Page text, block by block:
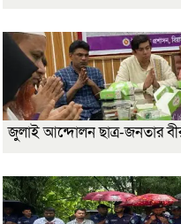
জুলাই আন্দোলন ছাত্র-জনতার